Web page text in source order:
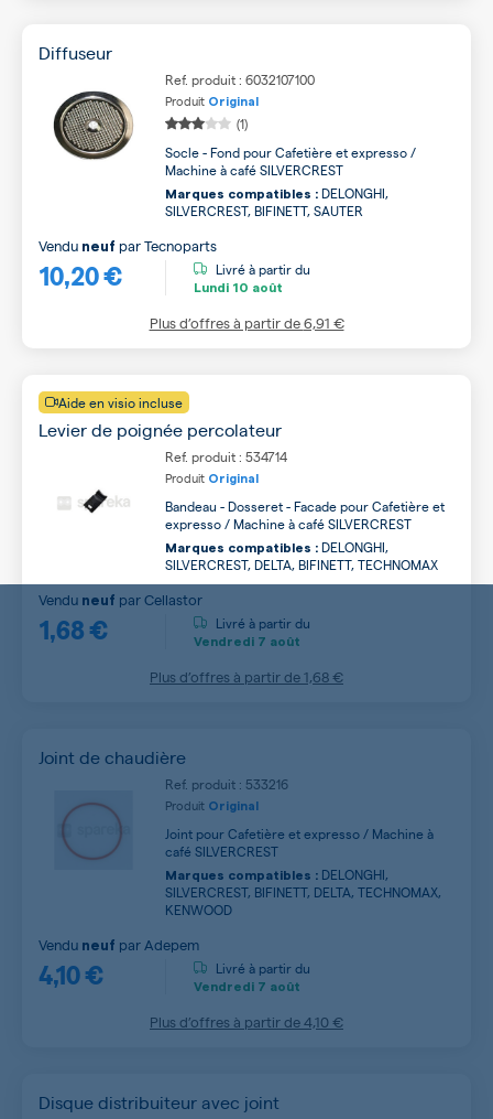
Diffuseur
Ref. produit : 6032107100
Produit Original
(1)
Socle - Fond pour Cafetière et expresso /
Machine à café SILVERCREST
Marques compatibles : DELONGHI,
SILVERCREST, BIFINETT, SAUTER
10,20 €
Vendu neuf parTecnoparts
Livré à partir du
Lundi 10 août
Plus d’offres à partir de6,91 €
Aide en visio incluse
Levier de poignée percolateur
Ref. produit : 534714
Produit Original
Bandeau - Dosseret - Facade pour Cafetière et
expresso / Machine à café SILVERCREST
Marques compatibles : DELONGHI,
SILVERCREST, DELTA, BIFINETT, TECHNOMAX
1,68 €
Vendu neuf parCellastor
Livré à partir du
Vendredi 7 août
Plus d’offres à partir de1,68 €
Joint de chaudière
Ref. produit : 533216
Produit Original
Joint pour Cafetière et expresso / Machine à
café SILVERCREST
Marques compatibles : DELONGHI,
SILVERCREST, BIFINETT, DELTA, TECHNOMAX,
KENWOOD
4,10 €
Vendu neuf par Adepem
Livré à partir du
Vendredi 7 août
Plus d’offres à partir de4,10 €
Disque distribuiteur avec joint